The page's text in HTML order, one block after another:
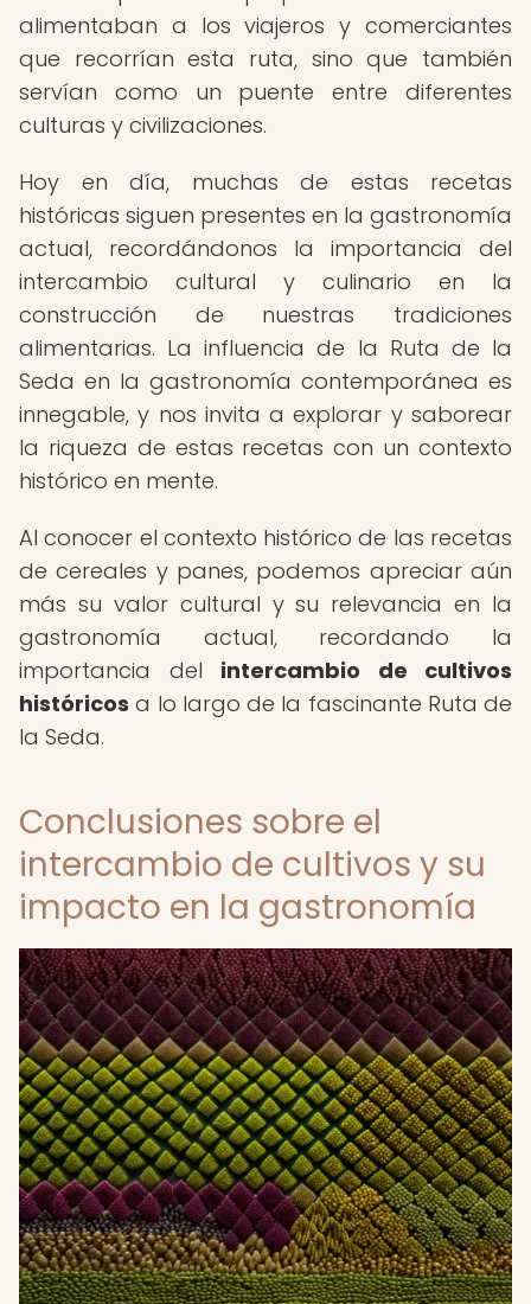
alimentaban a los viajeros y comerciantes
que recorrían esta ruta, sino que también
servían como un puente entre diferentes
culturas y civilizaciones.
Hoy en día, muchas de estas recetas
históricas siguen presentes en la gastronomía
actual, recordándonos la importancia del
intercambio cultural y culinario en la
construcción de nuestras tradiciones
alimentarias. La influencia de la Ruta de la
Seda en la gastronomía contemporánea es
innegable, y nos invita a explorar y saborear
la riqueza de estas recetas con un contexto
histórico en mente.
Al conocer el contexto histórico de las recetas
de cereales y panes, podemos apreciar aún
más su valor cultural y su relevancia en la
gastronomía actual, recordando la
importancia del intercambio de cultivos
históricos a lo largo de la fascinante Ruta de
la Seda.
Conclusiones sobre el
intercambio de cultivos y su
impacto en la gastronomía